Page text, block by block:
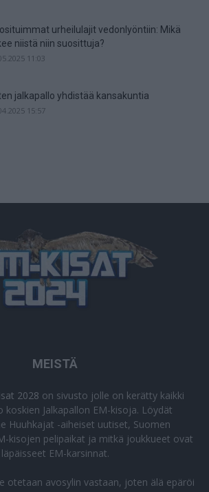
urheilulajit vedonlyöntiin: Mikä
niistä niin suosittuja?
11:03
jalkapallo yhdistää kansakuntia
15:57
MEISTÄ
2028 on sivusto jolle on kerätty kaikki
koskien Jalkapallon EM-kisoja. Löydät
Huuhkajat -aiheiset uutiset, Suomen
kisojen pelipaikat ja mitkä joukkueet ovat
läpäisseet EM-karsinnat.
otetaan avosylin vastaan, joten älä epäröi